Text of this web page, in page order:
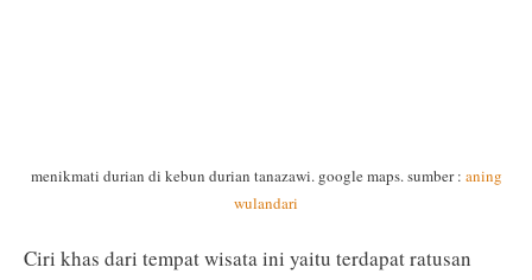
menikmati durian di kebun durian tanazawi. google maps. sumber : aning
wulandari
Ciri khas dari tempat wisata ini yaitu terdapat ratusan